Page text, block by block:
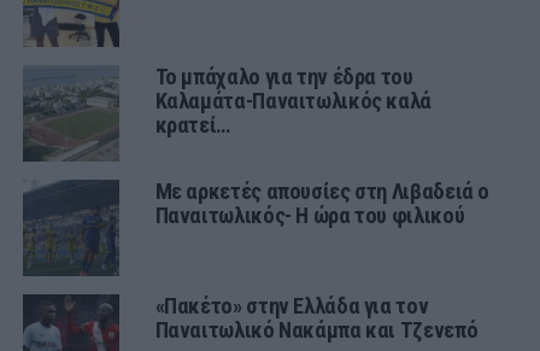
Το μπάχαλο για την έδρα του
Καλαμάτα-Παναιτωλικός καλά
κρατεί…
Με αρκετές απουσίες στη Λιβαδειά ο
Παναιτωλικός- Η ώρα του φιλικού
«Πακέτο» στην Ελλάδα για τον
Παναιτωλικό Νακάμπα και Τζενεπό